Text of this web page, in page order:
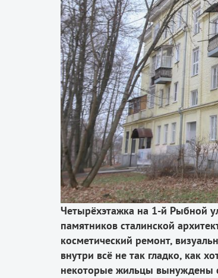
Четырёхэтажка на 1-й Рыбной
памятников сталинской
косметический ремонт,
внутри всё не так гладко, как
некоторые жильцы вынуждены